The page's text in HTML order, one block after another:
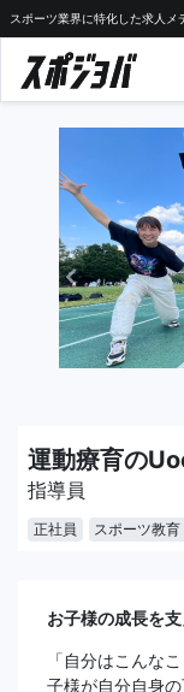
スポーツ業界に特化した求人メ
運動療育の
指導員
正社員 スポーツ教
お子様の成長を
「自分はこんな
子様が自分自身